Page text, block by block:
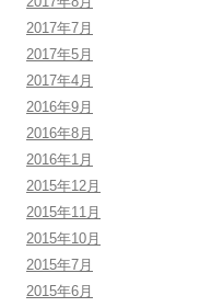
2017年7月
2017年5月
2017年4月
2016年9月
2016年8月
2016年1月
2015年12月
2015年11月
2015年10月
2015年7月
2015年6月